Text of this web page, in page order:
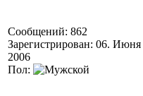
Сообщений: 862
Зарегистрирован: 06. Июня
2006
Пол: